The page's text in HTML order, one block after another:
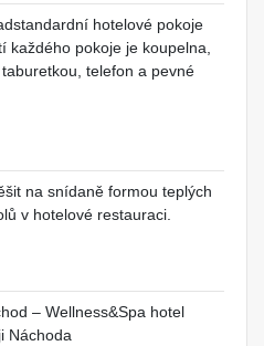
hotelové pokoje
každého pokoje je koupelna,
telefon a pevné
na snídaně formou teplých
v hotelové restauraci.
– Wellness&Spa hotel
Náchoda